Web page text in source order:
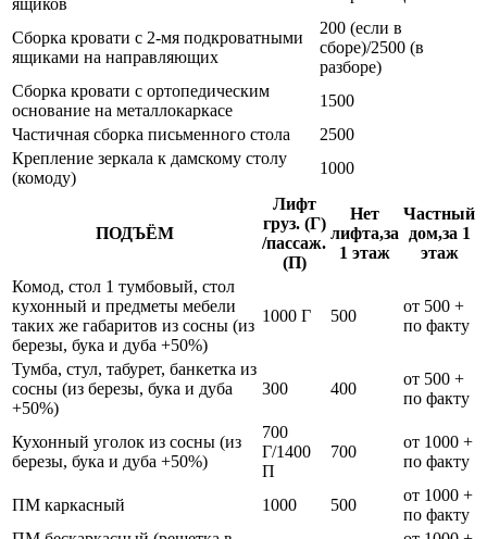
Сборка кровати с 2-мя подкроватными
ящиками на направляющих
200 (если в
сборе)/2500 (в
разборе)
Сборка кровати с ортопедическим
основание на металлокаркасе
1500
Частичная сборка письменного стола
2500
Крепление зеркала к дамскому столу
(комоду)
1000
ПОДЪЁМ
Лифт
груз. (Г)
/пассаж.
(П)
Нет
лифта,за
1 этаж
Частный
дом,за 1
этаж
Комод, стол 1 тумбовый, стол
кухонный и предметы мебели
таких же габаритов из сосны (из
березы, бука и дуба +50%)
1000 Г 500
от 500 +
по факту
Тумба, стул, табурет, банкетка из
сосны (из березы, бука и дуба
+50%)
300 400
от 500 +
по факту
Кухонный уголок из сосны (из
березы, бука и дуба +50%)
700
Г/1400
П
700
от 1000 +
по факту
ПМ каркасный 1000 500
от 1000 +
по факту